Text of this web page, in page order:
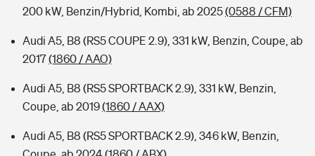
200 kW, Benzin/Hybrid, Kombi, ab 2025(0588 / CFM)
Audi A5, B8 (RS5 COUPE 2.9), 331 kW, Benzin, Coupe, ab
2017(1860 / AAO)
Audi A5, B8 (RS5 SPORTBACK 2.9), 331 kW, Benzin,
Coupe, ab 2019(1860 / AAX)
Audi A5, B8 (RS5 SPORTBACK 2.9), 346 kW, Benzin,